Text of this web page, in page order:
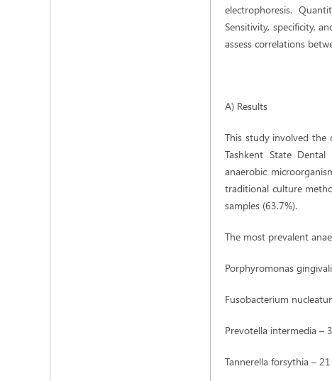
electrophoresis.
Sensitivity, specificity,
assess correlations
A) Results
This study involved the
Tashkent State
anaerobic
traditional culture
samples (63.7%).
The most prevalent
Porphyromonas
Fusobacterium
Prevotella intermedia –
Tannerella forsythia –